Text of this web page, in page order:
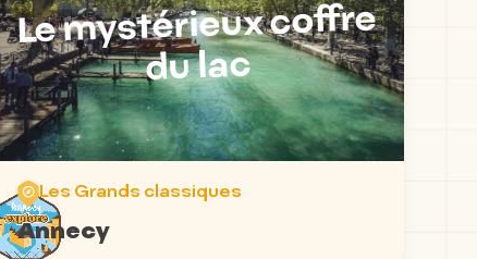
Le mystérieux coffre
du lac
Les Grands classiques
Annecy